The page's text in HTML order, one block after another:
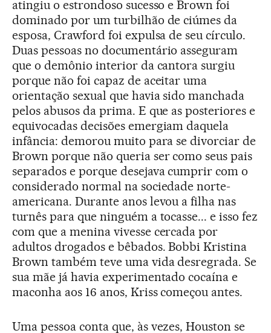
atingiu o estrondoso sucesso e Brown foi
dominado por um turbilhão de ciúmes da
esposa, Crawford foi expulsa de seu círculo.
Duas pessoas no documentário asseguram
que o demônio interior da cantora surgiu
porque não foi capaz de aceitar uma
orientação sexual que havia sido manchada
pelos abusos da prima. E que as posteriores e
equivocadas decisões emergiam daquela
infância: demorou muito para se divorciar de
Brown porque não queria ser como seus pais
separados e porque desejava cumprir com o
considerado normal na sociedade norte-
americana. Durante anos levou a filha nas
turnês para que ninguém a tocasse... e isso fez
com que a menina vivesse cercada por
adultos drogados e bêbados. Bobbi Kristina
Brown também teve uma vida desregrada. Se
sua mãe já havia experimentado cocaína e
maconha aos 16 anos, Kriss começou antes.
Uma pessoa conta que, às vezes, Houston se